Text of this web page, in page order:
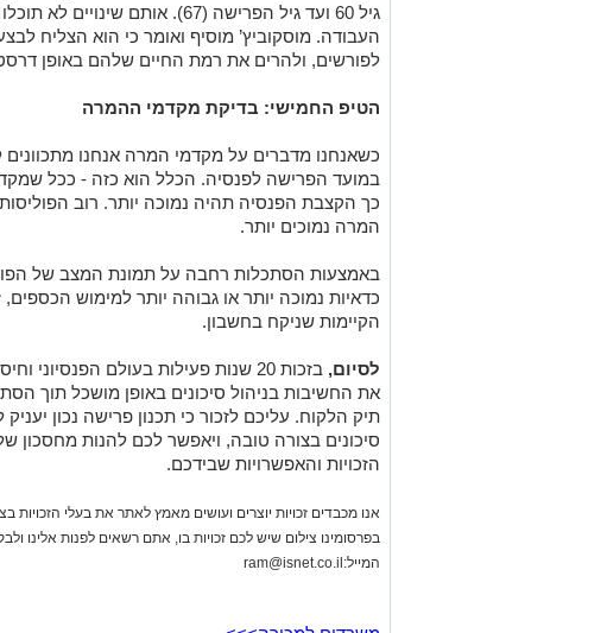
גיל 60 ועד גיל הפרישה (67). אותם
העבודה. מוסקוביץ’ מוסיף ואומר כי הוא הצליח
לפורשים, ולהרים את רמת החיים שלהם באופן
הטיפ החמישי: בדיקת מקדמי ההמרה
כשאנחנו מדברים על מקדמי המרה אנחנו מתכוונים
במועד הפרישה לפנסיה. הכלל הוא כזה - ככל
כך הקצבת הפנסיה תהיה נמוכה יותר. רוב
המרה נמוכים יותר.
באמצעות הסתכלות רחבה על תמונת המצב של
כדאיות נמוכה יותר או גבוהה יותר למימוש
הקיימות שניקח בחשבון.
לסיום,
בזכות 20 שנות פעילות בעולם הפנסיוני
את החשיבות בניהול סיכונים באופן מושכל תוך
תיק הלקוח. עליכם לזכור כי תכנון פרישה נכון
סיכונים בצורה טובה, ויאפשר לכם להנות מחסכון
הזכויות והאפשרויות שבידכם.
אנו מכבדים זכויות יוצרים ועושים מאמץ לאתר את בעלי הזכויות
בפרסומינו צילום שיש לכם זכויות בו, אתם רשאים לפנות אלינו
המייל:ram@isnet.co.il